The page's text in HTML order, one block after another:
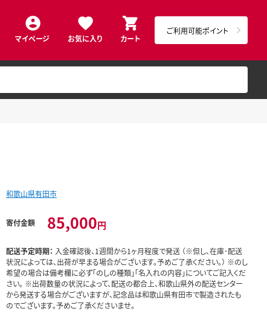
マイページ お気に入り カート
ご利用可能ポイント
和歌山県有田市
寄付金額 85,000円
配送予定時期： 入金確認後、1週間から1ヶ月程度で発送 （※但し、在庫･配送
状況によっては、出荷が早まる場合がございます。予めご了承ください。） ※のし
希望の場合は備考欄に必ず「のしの種類」「名入れの内容」についてご記入くだ
さい。 ※出荷数量の状況によって、配送の都合上、和歌山県外の配送センター
から発送する場合がございますが、記念品は和歌山県有田市で製造されたも
のでございます。予めご了承くださいませ。